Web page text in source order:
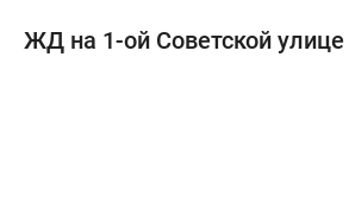
ЖД на 1-ой Советской улице